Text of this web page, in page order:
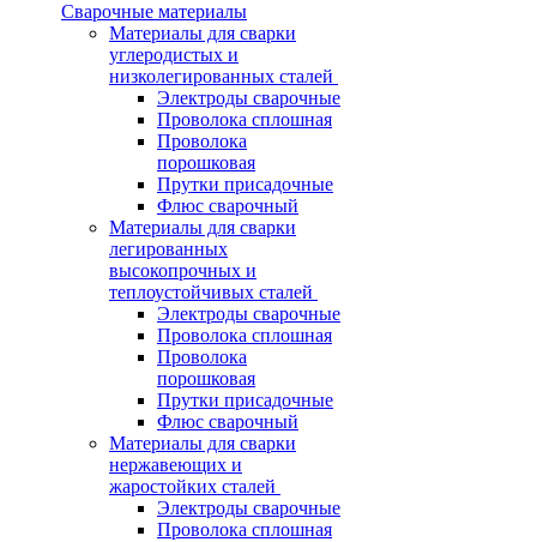
Сварочные материалы
Материалы для сварки
углеродистых и
низколегированных сталей
Электроды сварочные
Проволока сплошная
Проволока
порошковая
Прутки присадочные
Флюс сварочный
Материалы для сварки
легированных
высокопрочных и
теплоустойчивых сталей
Электроды сварочные
Проволока сплошная
Проволока
порошковая
Прутки присадочные
Флюс сварочный
Материалы для сварки
нержавеющих и
жаростойких сталей
Электроды сварочные
Проволока сплошная